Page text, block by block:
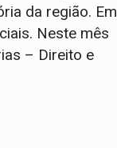
da região. Em
Neste mês
– Direito e